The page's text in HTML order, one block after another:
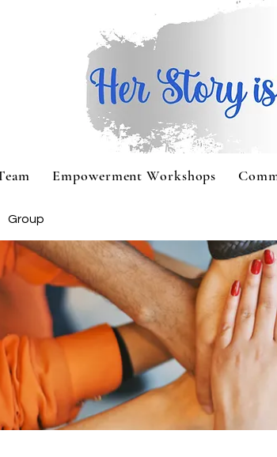
Empowerment Workshops
Group